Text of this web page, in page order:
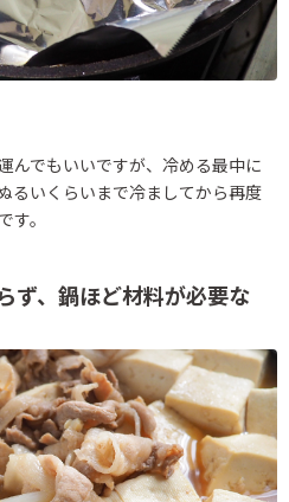
んでもいいですが、冷める最中に
るいくらいまで冷ましてから再度
す。
ず、鍋ほど材料が必要な